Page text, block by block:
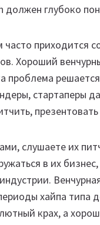
должен глубоко
приходится
Хороший
проблема
стартаперы
слушаете их
в их
хайпа типа
крах, а